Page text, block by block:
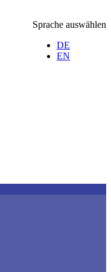
Sprache auswählen
DE
EN